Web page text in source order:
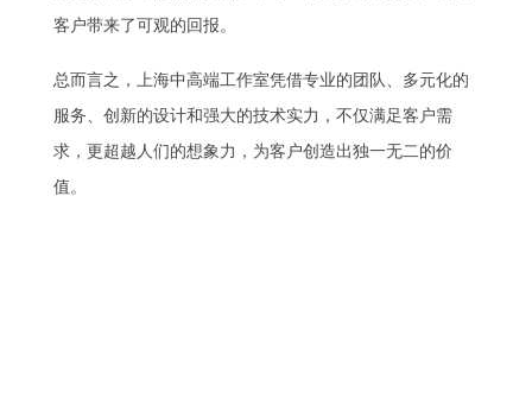
客户带来了可观的回报。
总而言之，上海中高端工作室凭借专业的团队、多元化的
服务、创新的设计和强大的技术实力，不仅满足客户需
求，更超越人们的想象力，为客户创造出独一无二的价
值。